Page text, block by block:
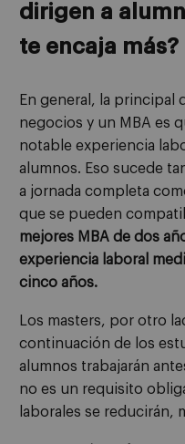
dirigen a
te encaja más?
En general, la principal
negocios y un MBA es
notable experiencia
alumnos. Eso sucede
a jornada completa
que se pueden
mejores MBA de dos
experiencia laboral
cinco años.
Los masters, por otro
continuación de los
alumnos trabajarán
no es un requisito
laborales se reducirán,